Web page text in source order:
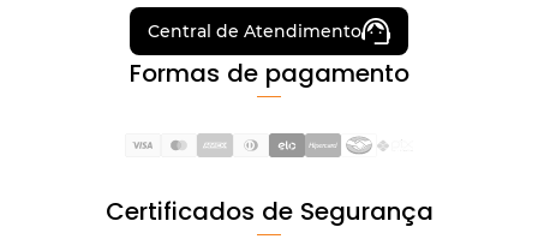
Central de Atendimento
Formas de pagamento
Certificados de Segurança